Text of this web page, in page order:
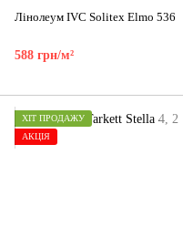
Лінолеум IVC Solitex Elmo 536
588 грн/м²
ХІТ ПРОДАЖУ
АКЦІЯ